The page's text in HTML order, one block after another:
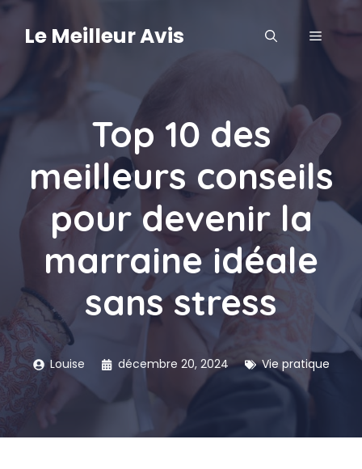
Aller
contenu
Le Meilleur Avis MENU
Top 10 des
meilleurs conseils
pour devenir la
marraine idéale
sans stress
Louise décembre 20, 2024 Vie pratique